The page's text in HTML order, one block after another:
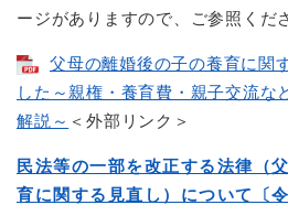
ージがありますので、ご参照くだ
父母の離婚後の子の養育に関
した～親権・養育費・親子交流な
解説～ ＜外部リンク＞
民法等の一部を改正する法律（
育に関する見直し）について〔